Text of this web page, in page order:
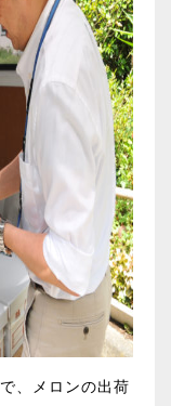
、メロンの出荷